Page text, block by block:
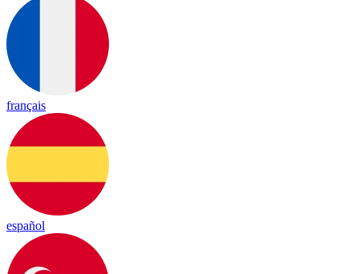
français
español